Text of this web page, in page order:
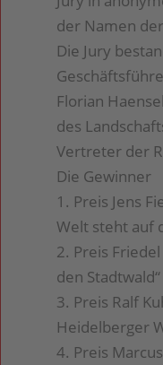
der Namen
Die Jury
Florian
des
Vertreter der
Die Gewinner
1. Preis Jens
Welt steht auf
2. Preis
den Stadtwald“
3. Preis Ralf
Heidelberger
4. Preis